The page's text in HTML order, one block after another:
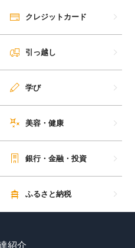
クレジットカード
引っ越し
学び
美容・健康
銀行・金融・投資
ふるさと納税
紹介